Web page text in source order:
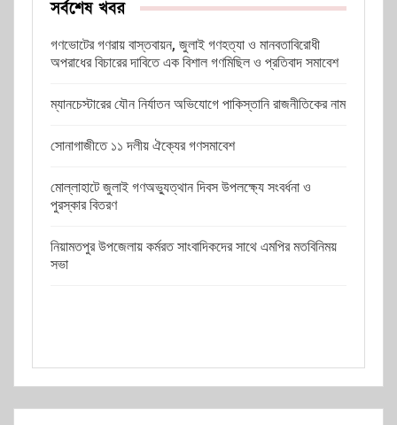
সর্বশেষ খবর
গণভোটের গণরায় বাস্তবায়ন, জুলাই গণহত্যা ও মানবতাবিরোধী
অপরাধের বিচারের দাবিতে এক বিশাল গণমিছিল ও প্রতিবাদ সমাবেশ
ম্যানচেস্টারের যৌন নির্যাতন অভিযোগে পাকিস্তানি রাজনীতিকের নাম
সোনাগাজীতে ১১ দলীয় ঐক্যের গণসমাবেশ
মোল্লাহাটে জুলাই গণঅভ্যুত্থান দিবস উপলক্ষ্যে সংবর্ধনা ও
পুরস্কার বিতরণ
নিয়ামতপুর উপজেলায় কর্মরত সাংবাদিকদের সাথে এমপির মতবিনিময়
সভা